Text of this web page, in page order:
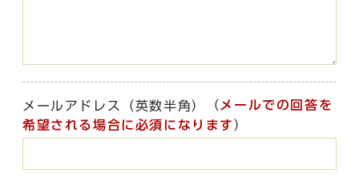
メールアドレス（英数半角） （ メールでの回答を
希望される場合に必須になります ）